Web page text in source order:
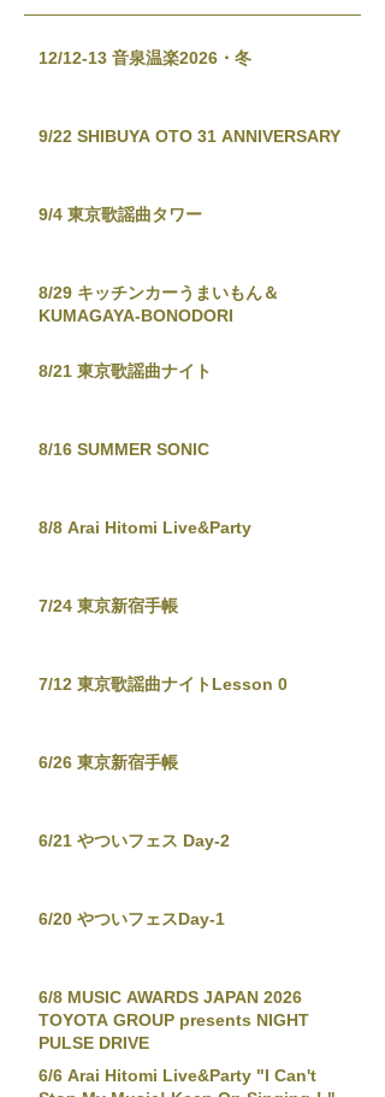
12/12-13 音泉温楽2026・冬
9/22 SHIBUYA OTO 31 ANNIVERSARY
9/4 東京歌謡曲タワー
8/29 キッチンカーうまいもん＆
KUMAGAYA-BONODORI
8/21 東京歌謡曲ナイト
8/16 SUMMER SONIC
8/8 Arai Hitomi Live&Party
7/24 東京新宿手帳
7/12 東京歌謡曲ナイトLesson 0
6/26 東京新宿手帳
6/21 やついフェス Day-2
6/20 やついフェスDay-1
6/8 MUSIC AWARDS JAPAN 2026
TOYOTA GROUP presents NIGHT
PULSE DRIVE
6/6 Arai Hitomi Live&Party "I Can't